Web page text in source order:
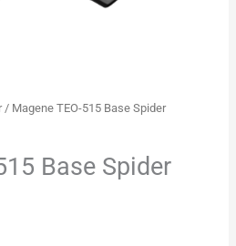
/ Magene TEO-515 Base Spider
Base Spider